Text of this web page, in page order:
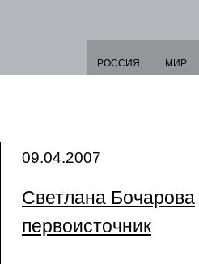
РОССИЯ МИР
09.04.2007
Светлана Бочарова
первоисточник